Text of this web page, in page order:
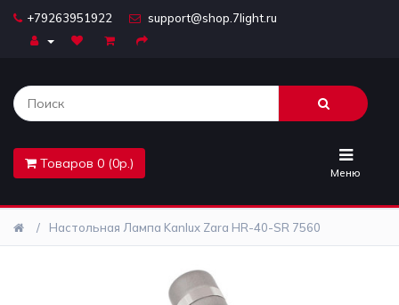
+79263951922 support@shop.7light.ru
Товаров 0 (0р.)
Меню
Комплектующие
Лайтбоксы
Настольная Лампа Kanlux Zara HR-40-SR 7560